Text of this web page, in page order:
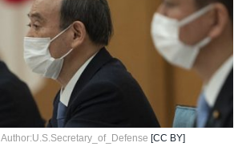
Author:U.S.Secretary_of_Defense [CC BY]